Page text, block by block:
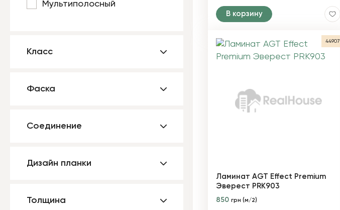
Мультиполосный
Класс
Фаска
Соединение
Дизайн планки
Толщина
В корзину
44907
Ламинат AGT Effect Premium
Эверест PRK903
850 грн (м/2)